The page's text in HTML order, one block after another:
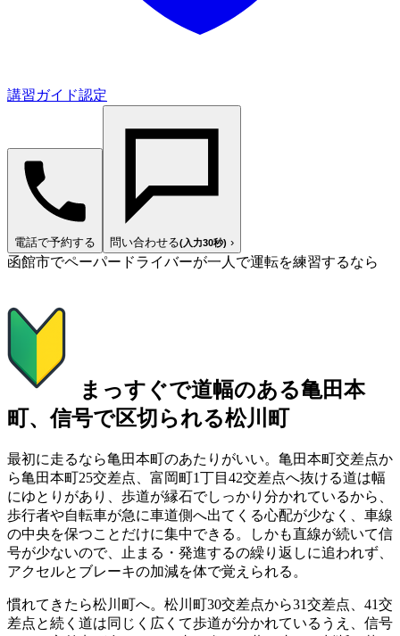
講習ガイド認定
電話で予約する 問い合わせる(入力30秒) ›
函館市でペーパードライバーが一人で運転を練習するなら
まっすぐで道幅のある亀田本
町、信号で区切られる松川町
最初に走るなら亀田本町のあたりがいい。亀田本町交差点か
ら亀田本町25交差点、富岡町1丁目42交差点へ抜ける道は幅
にゆとりがあり、歩道が縁石でしっかり分かれているから、
歩行者や自転車が急に車道側へ出てくる心配が少なく、車線
の中央を保つことだけに集中できる。しかも直線が続いて信
号が少ないので、止まる・発進するの繰り返しに追われず、
アクセルとブレーキの加減を体で覚えられる。
慣れてきたら松川町へ。松川町30交差点から31交差点、41交
差点と続く道は同じく広くて歩道が分かれているうえ、信号